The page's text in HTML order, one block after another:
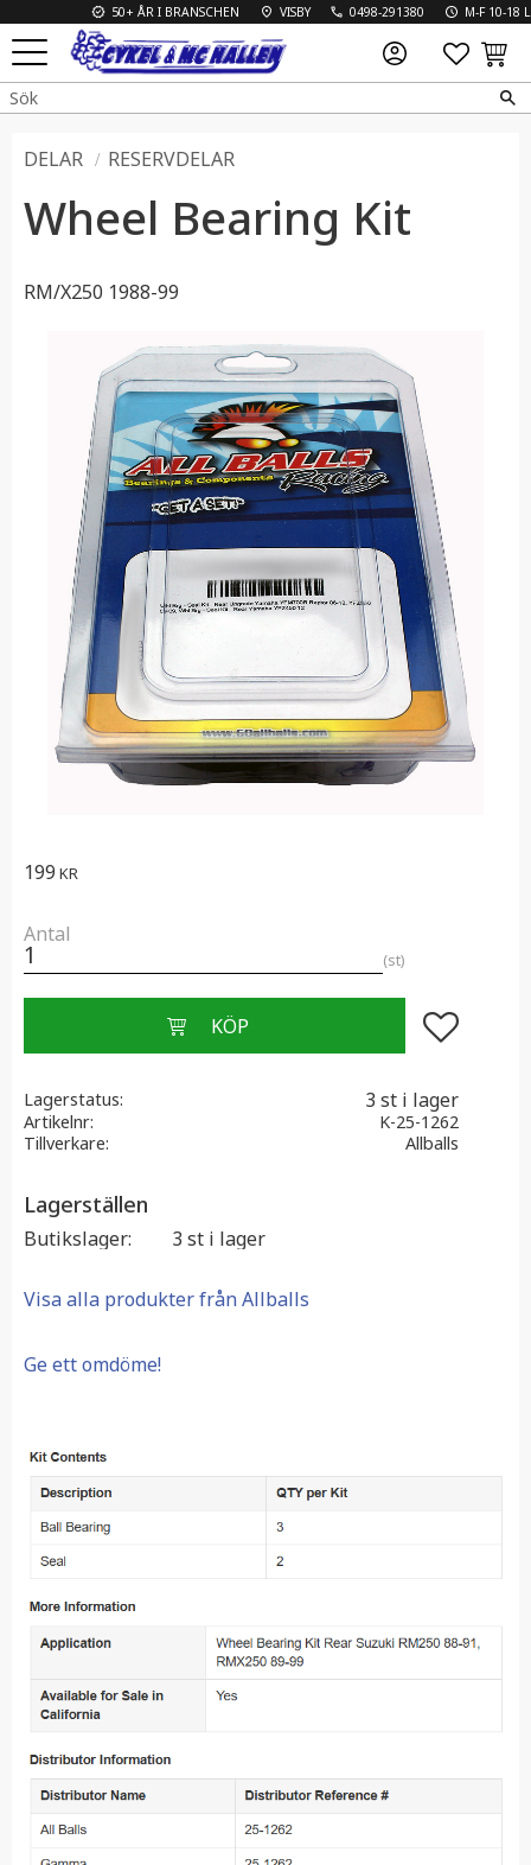
Meny
50+ ÅR I BRANSCHEN VISBY 0498-291380 M-F 10-18 L
DELAR RESERVDELAR
Wheel Bearing Kit
RM/X250 1988-99
199 KR
Antal
st
Lägg till i
Lagerstatus 3 st i lager
Artikelnr
K-25-1262
Tillverkare
Allballs
Lagerställen
Butikslager 3 st i lager
Visa alla produkter från Allballs
Ge ett omdöme!